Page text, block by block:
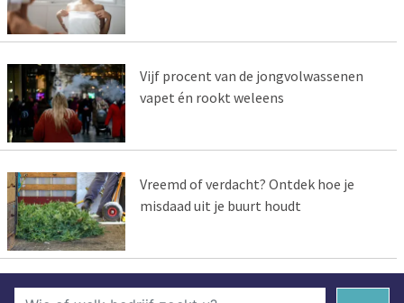
Vijf procent van de jongvolwassenen
vapet én rookt weleens
Vreemd of verdacht? Ontdek hoe je
misdaad uit je buurt houdt